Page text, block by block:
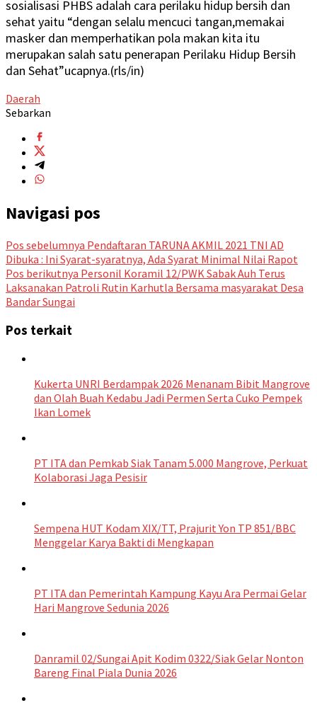
sosialisasi PHBS adalah cara perilaku hidup bersih dan
sehat yaitu “dengan selalu mencuci tangan,memakai
masker dan memperhatikan pola makan kita itu
merupakan salah satu penerapan Perilaku Hidup Bersih
dan Sehat”ucapnya.(rls/in)
Daerah
Sebarkan
Navigasi pos
Pos sebelumnya Pendaftaran TARUNA AKMIL 2021 TNI AD
Dibuka : Ini Syarat-syaratnya, Ada Syarat Minimal Nilai Rapot
Pos berikutnya Personil Koramil 12/PWK Sabak Auh Terus
Laksanakan Patroli Rutin Karhutla Bersama masyarakat Desa
Bandar Sungai
Pos terkait
Kukerta UNRI Berdampak 2026 Menanam Bibit Mangrove
dan Olah Buah Kedabu Jadi Permen Serta Cuko Pempek
Ikan Lomek
PT ITA dan Pemkab Siak Tanam 5.000 Mangrove, Perkuat
Kolaborasi Jaga Pesisir
Sempena HUT Kodam XIX/TT, Prajurit Yon TP 851/BBC
Menggelar Karya Bakti di Mengkapan
PT ITA dan Pemerintah Kampung Kayu Ara Permai Gelar
Hari Mangrove Sedunia 2026
Danramil 02/Sungai Apit Kodim 0322/Siak Gelar Nonton
Bareng Final Piala Dunia 2026